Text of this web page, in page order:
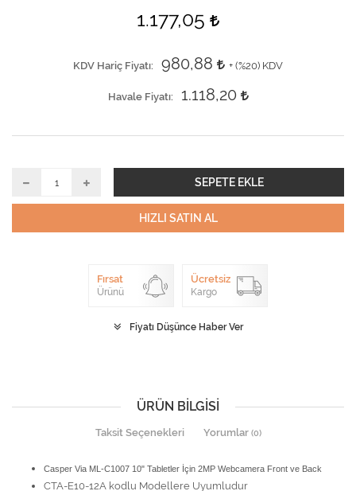
1.177,05
KDV Hariç Fiyatı 980,88 + (%20) KDV
Havale Fiyatı 1.118,20
SEPETE EKLE
HIZLI SATIN AL
Fırsat
Ürünü
Ücretsiz
Kargo
Fiyatı Düşünce Haber Ver
ÜRÜN BILGISI
Taksit Seçenekleri Yorumlar (0)
Casper Via ML-C1007 10" Tabletler İçin 2MP Webcamera Front ve Back
CTA-E10-12A kodlu Modellere Uyumludur